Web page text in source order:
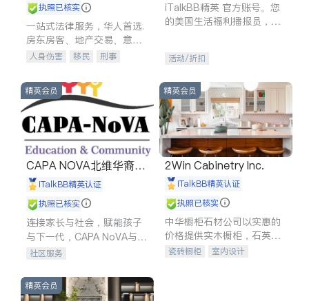
执照已核实
一站式法律服务，华人首选.
房东房客、地产交易、意外
伤害、车祸重伤、商业诉
建筑合同、刑事案件全包办
人身伤害 移民
刑事
信托/遗嘱
商业
索赔
律师-其它 保释
iTalkBB精英 官方账号。您
的美国生活福利播报员，精
专属福利。
活动/折扣
精英会员
CAPA NOVA北维华裔家
长会iTalkBB精英认证
执照已核实
连接家长与社会，赋能孩子
与下一代，CAPA NoVA与您
携手建设包容、公平、充满
社区服务
精英会员
2Win Cabinetry Inc.
iTalkBB精英认证
执照已核实
中华橱柜石材公司以实惠的
价格提供实木橱柜，石英石
台面，多种优质不锈钢水
瓷砖橱柜
室内设计
精英会员